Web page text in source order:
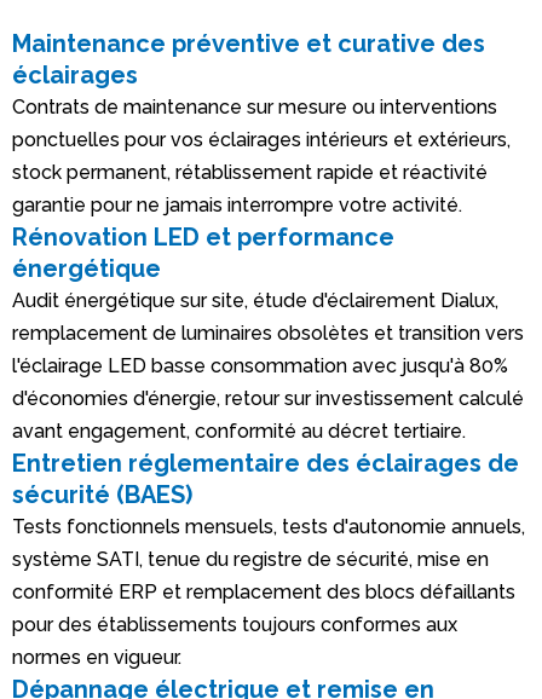
Maintenance préventive et curative des
éclairages
Contrats de maintenance sur mesure ou interventions
ponctuelles pour vos éclairages intérieurs et extérieurs,
stock permanent, rétablissement rapide et réactivité
garantie pour ne jamais interrompre votre activité.
Rénovation LED et performance
énergétique
Audit énergétique sur site, étude d'éclairement Dialux,
remplacement de luminaires obsolètes et transition vers
l'éclairage LED basse consommation avec jusqu'à 80%
d'économies d'énergie, retour sur investissement calculé
avant engagement, conformité au décret tertiaire.
Entretien réglementaire des éclairages de
sécurité (BAES)
Tests fonctionnels mensuels, tests d'autonomie annuels,
système SATI, tenue du registre de sécurité, mise en
conformité ERP et remplacement des blocs défaillants
pour des établissements toujours conformes aux
normes en vigueur.
Dépannage électrique et remise en